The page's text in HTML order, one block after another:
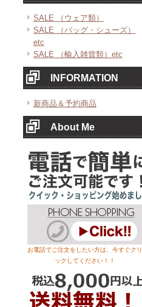
SALE （ウェア類）
SALE （バッグ・シューズ）
etc
SALE （輸入雑貨類）etc
INFORMATION
新商品＆予約商品
About Me
お電話でご注文をしたい方は、今すぐクリ
ックしてください！！